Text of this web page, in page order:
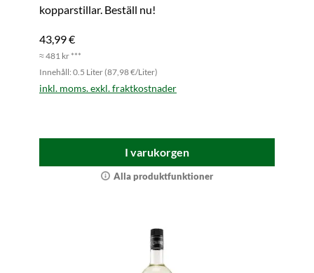
kopparstillar. Beställ nu!
43,99 €
≈ 481 kr ***
Innehåll: 0.5 Liter (87,98 €/Liter)
inkl. moms. exkl. fraktkostnader
I varukorgen
Alla produktfunktioner